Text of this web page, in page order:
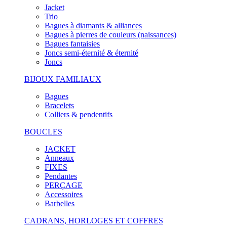
Jacket
Trio
Bagues à diamants & alliances
Bagues à pierres de couleurs (naissances)
Bagues fantaisies
Joncs semi-éternité & éternité
Joncs
BIJOUX FAMILIAUX
Bagues
Bracelets
Colliers & pendentifs
BOUCLES
JACKET
Anneaux
FIXES
Pendantes
PERÇAGE
Accessoires
Barbelles
CADRANS, HORLOGES ET COFFRES